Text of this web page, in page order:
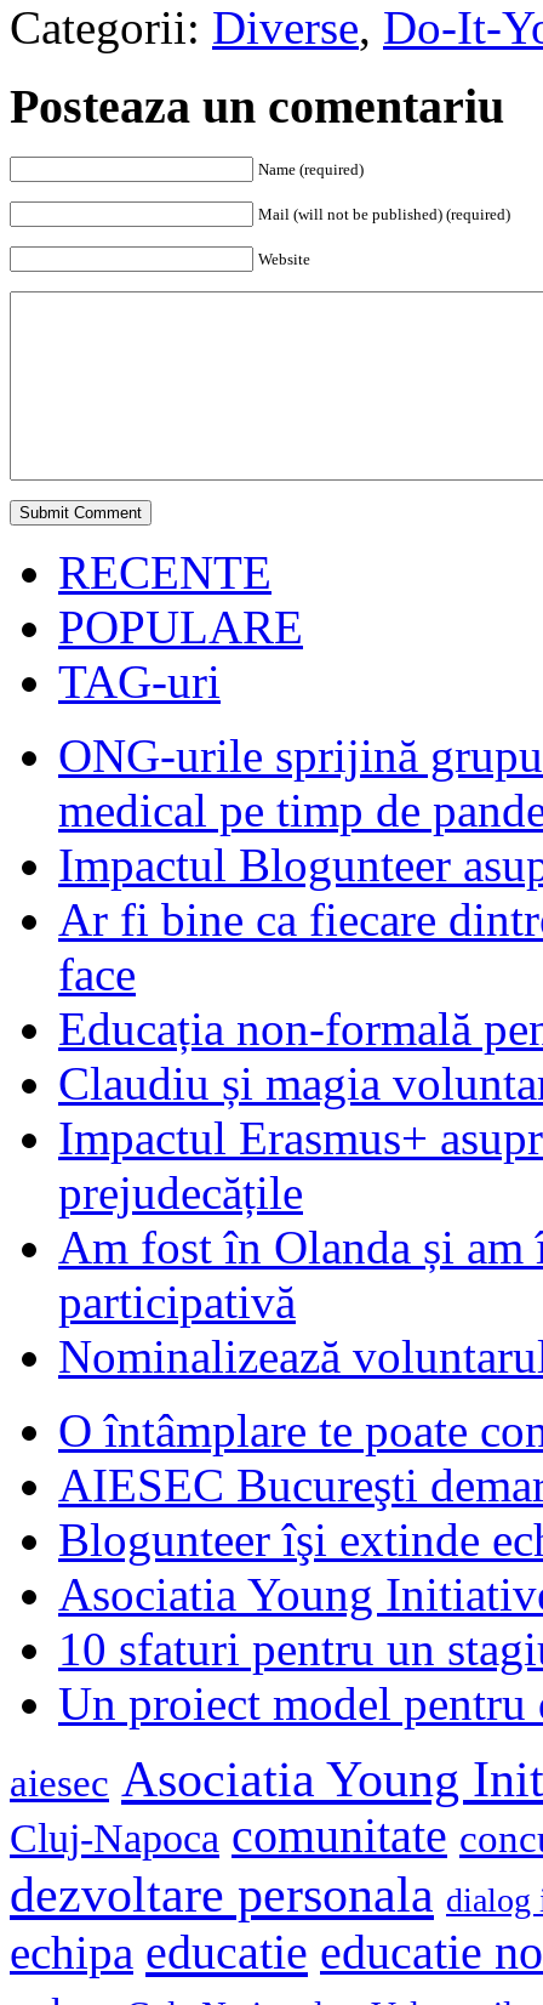
Categorii: Diverse, Do-It-
Posteaza un comentariu
Name (required)
Mail (will not be published) (required)
Website
RECENTE
POPULARE
TAG-uri
ONG-urile sprijină
medical pe timp de
Impactul Blogunteer
Ar fi bine ca fiecare
face
Educația non-formală
Claudiu și magia
Impactul Erasmus+
prejudecățile
Am fost în Olanda și am
participativă
Nominalizează
O întâmplare te poate
AIESEC Bucureşti
Blogunteer îşi extinde
Asociatia Young
10 sfaturi pentru un
Un proiect model
aiesec Asociatia Young
Cluj-Napoca comunitate
dezvoltare personala dialog
echipa educatie educatie